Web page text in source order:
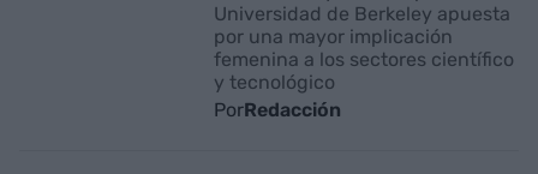
Universidad de Berkeley apuesta
por una mayor implicación
femenina a los sectores científico
y tecnológico
PorRedacción